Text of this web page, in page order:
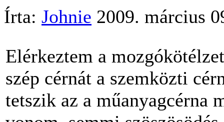
Írta: Johnie 2009. március
Elérkeztem a
szép cérnát a szemközti
tetszik az a műanyagcérna